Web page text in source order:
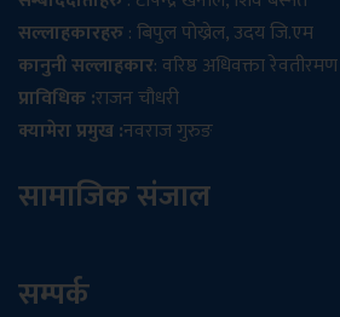
सल्लाहकारहरु: बिपुल पोख्रेल, उदय जि.एम
कानुनी सल्लाहकार: वरिष्ठ अधिवक्ता रेवतीरमण
प्राविधिक :राजन चौधरी
क्यामेरा प्रमुख :नवराज गुरुङ
सामाजिक संजाल
सम्पर्क